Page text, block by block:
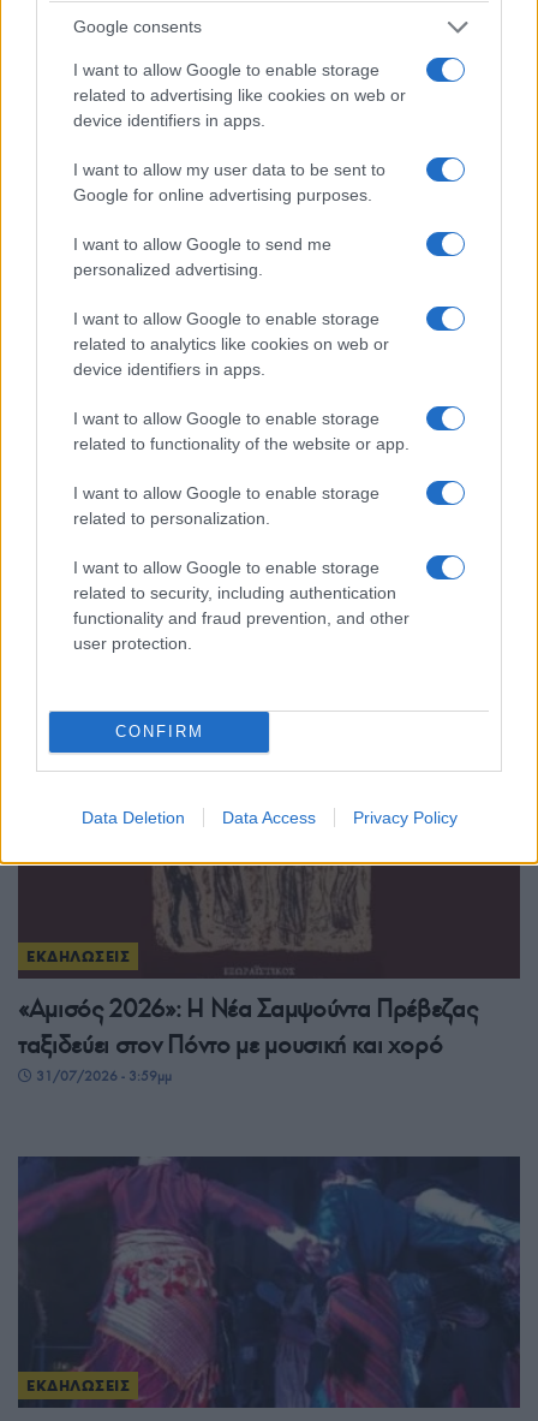
Google consents
I want to allow Google to enable storage
related to advertising like cookies on web or
device identifiers in apps.
I want to allow my user data to be sent to
Google for online advertising purposes.
I want to allow Google to send me
personalized advertising.
I want to allow Google to enable storage
related to analytics like cookies on web or
device identifiers in apps.
I want to allow Google to enable storage
related to functionality of the website or app.
I want to allow Google to enable storage
related to personalization.
I want to allow Google to enable storage
related to security, including authentication
functionality and fraud prevention, and other
user protection.
CONFIRM
Data Deletion Data Access Privacy Policy
ΕΚΔΗΛΩΣΕΙΣ
«Ακρίτεια 2026»: Ετοιμάζεται ποντιακό και λαϊκό
γλέντι στη Νέα Χαραυγή Κοζάνης
ΕΚΔΗΛΩΣΕΙΣ
Κλειτιώτικα 2026: Δύο βραδιές γεμάτες ποντιακή
μουσική και παράδοση στον Νέο Κλείτο
31/07/2026 - 6:03μμ
ΕΚΔΗΛΩΣΕΙΣ
«Αμισός 2026»: Η Νέα Σαμψούντα Πρέβεζας
ταξιδεύει στον Πόντο με μουσική και χορό
31/07/2026 - 3:59μμ
ΕΚΔΗΛΩΣΕΙΣ